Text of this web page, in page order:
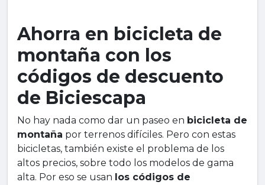
Ahorra en bicicleta de
montaña con los
códigos de descuento
de Biciescapa
No hay nada como dar un paseo en bicicleta de
montaña por terrenos difíciles. Pero con estas
bicicletas, también existe el problema de los
altos precios, sobre todo los modelos de gama
alta. Por eso se usan los códigos de